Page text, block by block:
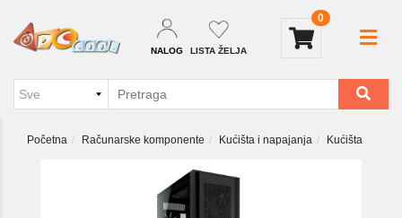
NALOG LISTA ŽELJA
0
Početna Računarske komponente Kućišta i napajanja Kućišta